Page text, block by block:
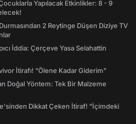
Yapılacak Etkinlikler: 8 - 9
2 Reytinge Düşen Diziye TV
İddia: Çerçeve Yasa Selahattin
İtirafı! "Ölene Kadar Giderim"
Doğal Yöntem: Tek Bir Malzeme
Dikkat Çeken İtiraf! "İçimdeki